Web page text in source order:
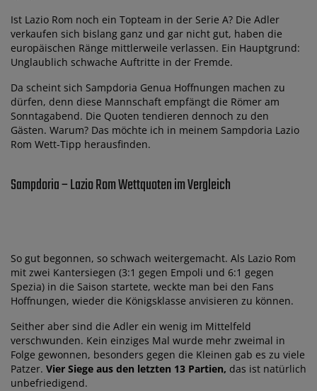
Ist Lazio Rom noch ein Topteam in der Serie A? Die Adler
verkaufen sich bislang ganz und gar nicht gut, haben die
europäischen Ränge mittlerweile verlassen. Ein Hauptgrund:
Unglaublich schwache Auftritte in der Fremde.
Da scheint sich Sampdoria Genua Hoffnungen machen zu
dürfen, denn diese Mannschaft empfängt die Römer am
Sonntagabend. Die Quoten tendieren dennoch zu den
Gästen. Warum? Das möchte ich in meinem Sampdoria Lazio
Rom Wett-Tipp herausfinden.
Sampdoria – Lazio Rom Wettquoten im Vergleich
So gut begonnen, so schwach weitergemacht. Als Lazio Rom
mit zwei Kantersiegen (3:1 gegen Empoli und 6:1 gegen
Spezia) in die Saison startete, weckte man bei den Fans
Hoffnungen, wieder die Königsklasse anvisieren zu können.
Seither aber sind die Adler ein wenig im Mittelfeld
verschwunden. Kein einziges Mal wurde mehr zweimal in
Folge gewonnen, besonders gegen die Kleinen gab es zu viele
Patzer. Vier Siege aus den letzten 13 Partien, das ist natürlich
unbefriedigend.